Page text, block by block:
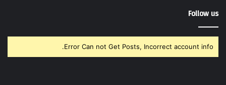
Follow us
Error Can not Get Posts, Incorrect account info.